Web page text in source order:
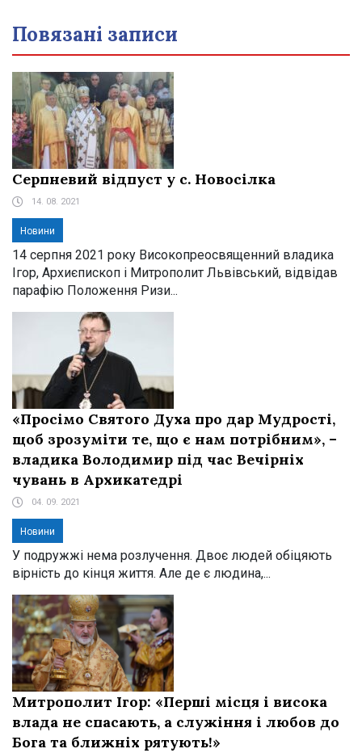
Повязані записи
Серпневий відпуст у с. Новосілка
14. 08. 2021
Новини
14 серпня 2021 року Високопреосвященний владика
Ігор, Архиєпископ і Митрополит Львівський, відвідав
парафію Положення Ризи...
«Просімо Святого Духа про дар Мудрості,
щоб зрозуміти те, що є нам потрібним», –
владика Володимир під час Вечірніх
чувань в Архикатедрі
04. 09. 2021
Новини
У подружжі нема розлучення. Двоє людей обіцяють
вірність до кінця життя. Але де є людина,...
Митрополит Ігор: «Перші місця і висока
влада не спасають, а служіння і любов до
Бога та ближніх рятують!»